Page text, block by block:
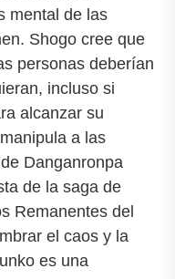
mental de las
Shogo cree que
personas deberían
incluso si
alcanzar su
a las
Danganronpa
de la saga de
Remanentes del
el caos y la
es una